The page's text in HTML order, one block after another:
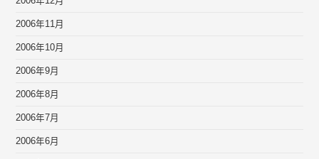
2006年11月
2006年10月
2006年9月
2006年8月
2006年7月
2006年6月